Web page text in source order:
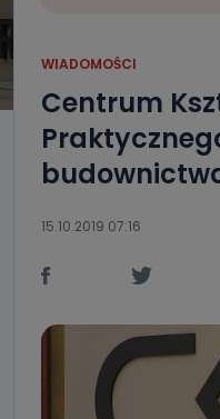
WIADOMOŚCI
Centrum
15.10.2019 07:16